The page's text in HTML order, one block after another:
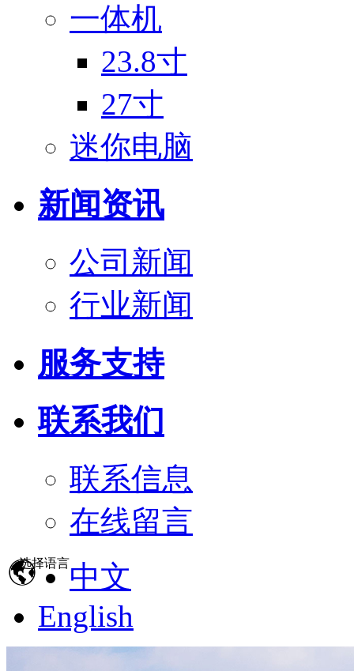
一体机
23.8寸
27寸
迷你电脑
新闻资讯
公司新闻
行业新闻
服务支持
联系我们
联系信息
在线留言
选择语言中文
English